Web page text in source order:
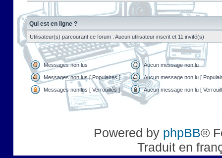
Qui est en ligne ?
Utilisateur(s) parcourant ce forum : Aucun utilisateur inscrit et 11 invité(s)
Messages non lus Aucun message non lu
Messages non lus [ Populaires ] Aucun message non lu [
Messages non lus [ Verrouillés ] Aucun message non lu [
Powered by phpBB®
Traduit en